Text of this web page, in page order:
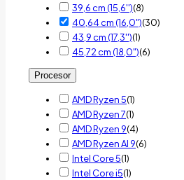
39,6 cm (15,6'')(8)
40,64 cm (16,0")(30)
43,9 cm (17,3'')(1)
45,72 cm (18,0")(6)
Procesor
AMD Ryzen 5(1)
AMD Ryzen 7(1)
AMD Ryzen 9(4)
AMD Ryzen AI 9(6)
Intel Core 5(1)
Intel Core i5(1)